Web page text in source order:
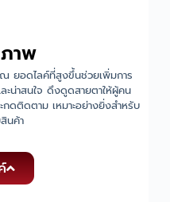
าพ
ยอดไลค์ที่สูงขึ้นช่วยเพิ่มการ
ะน่าสนใจ ดึงดูดสายตาให้ผู้คน
ดติดตาม เหมาะอย่างยิ่งสำหรับ
นค้า